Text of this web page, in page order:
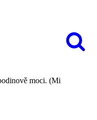
moci. (Mi